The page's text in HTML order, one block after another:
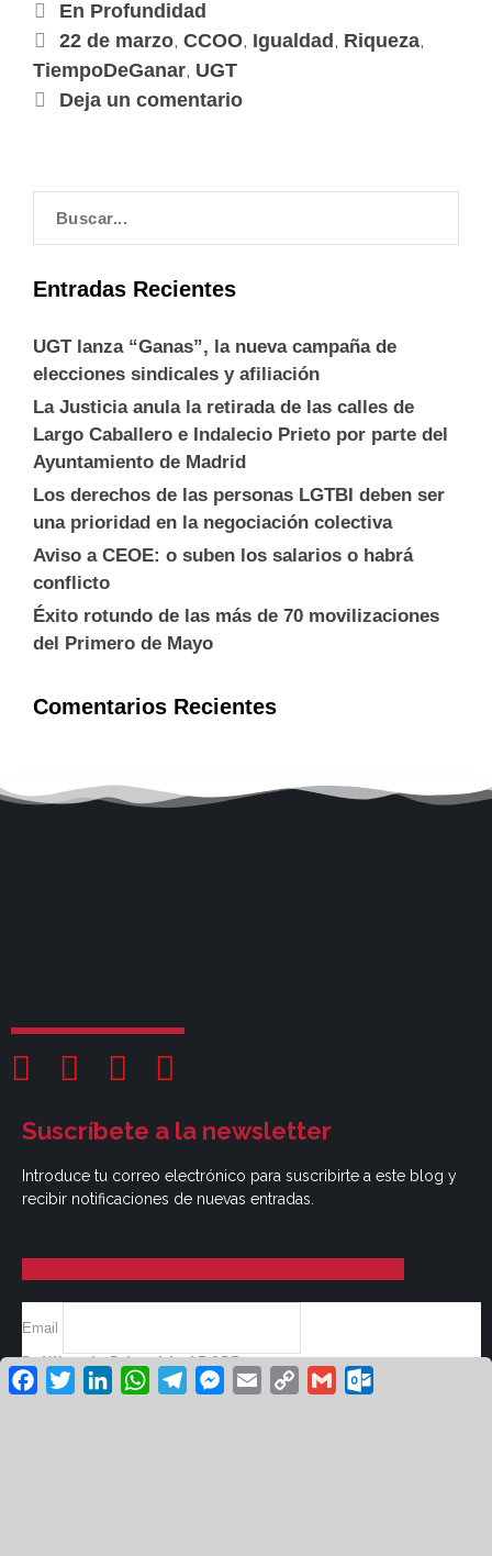
En Profundidad
22 de marzo, CCOO, Igualdad , Riqueza,
TiempoDeGanar, UGT
Deja un comentario
Entradas Recientes
UGT lanza “Ganas”, la nueva campaña de
elecciones sindicales y afiliación
La Justicia anula la retirada de las calles de
Largo Caballero e Indalecio Prieto por parte del
Ayuntamiento de Madrid
Los derechos de las personas LGTBI deben ser
una prioridad en la negociación colectiva
Aviso a CEOE: o suben los salarios o habrá
conflicto
Éxito rotundo de las más de 70 movilizaciones
del Primero de Mayo
Comentarios Recientes
Suscríbete a la newsletter
Introduce tu correo electrónico para suscribirte a este blog y
recibir notificaciones de nuevas entradas.
Email
Política de Privacidad RGPD
Si, He Leído Y Aceptado
Facebook
TwitterLinkedInWhatsApp
Telegram
Messenger
EmailCopy
Link
Gmail